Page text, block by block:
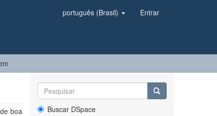
português (Brasil) Entrar
boa
Buscar DSpace